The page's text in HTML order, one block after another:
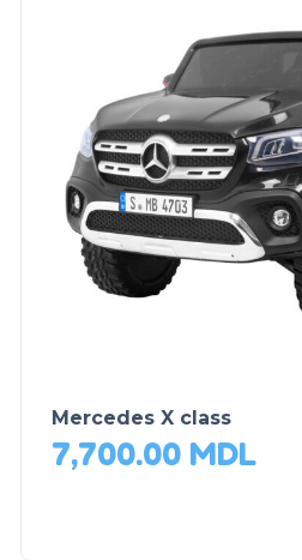
Mercedes X class
7,700.00 MDL